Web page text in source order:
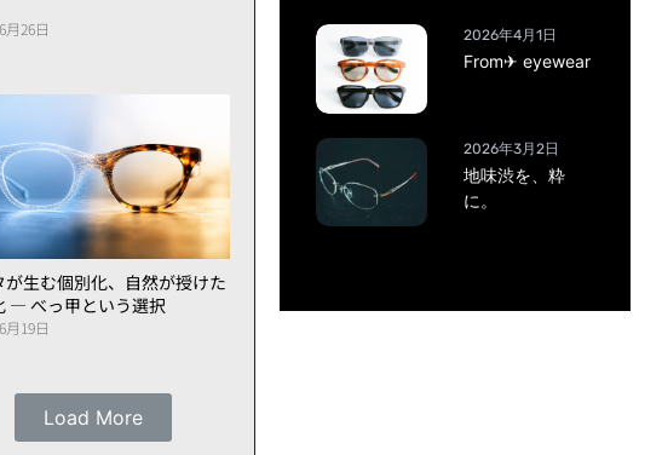
月26日
が生む個別化、自然が授けた
― べっ甲という選択
月19日
Load More
2026年4月1日
From✈ eyewear
2026年3月2日
地味渋を、粋
に。